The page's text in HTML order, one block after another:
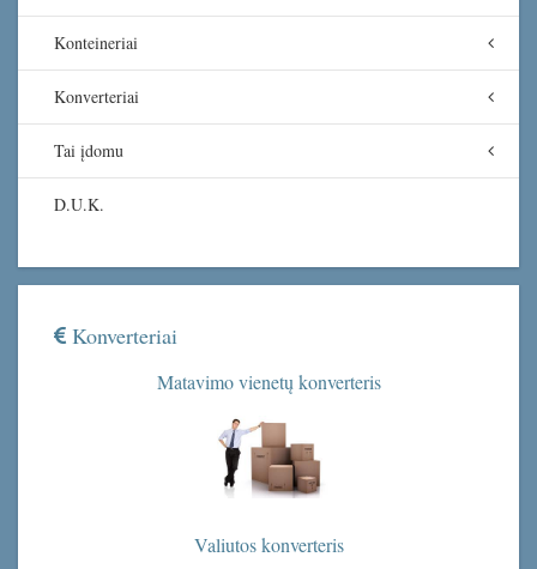
Konteineriai
Konverteriai
Tai įdomu
D.U.K.
Konverteriai
Matavimo vienetų konverteris
Valiutos konverteris